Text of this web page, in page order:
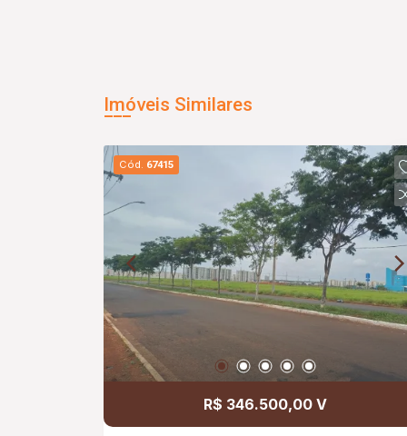
Imóveis Similares
Cód. 67415
R$ 346.500,00 V